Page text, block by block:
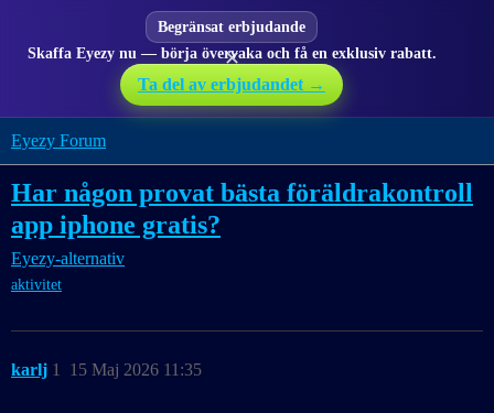
Begränsat erbjudande
Skaffa Eyezy nu — börja övervaka och få en exklusiv rabatt.
Ta del av erbjudandet →
✕
Eyezy Forum
Har någon provat bästa föräldrakontroll
app iphone gratis?
Eyezy-alternativ
aktivitet
karlj 15 Maj 2026 11:35
1